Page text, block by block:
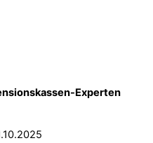
Experten